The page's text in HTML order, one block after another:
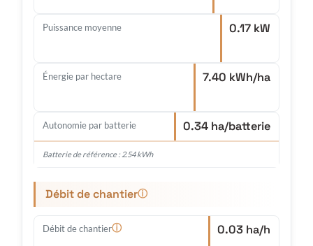
Puissance moyenne 0.17 kW
Énergie par hectare 7.40 kWh/ha
Autonomie par batterie 0.34 ha/batterie
Batterie de référence : 2.54 kWh
Débit de chantierⓘ
Débit de chantierⓘ 0.03 ha/h